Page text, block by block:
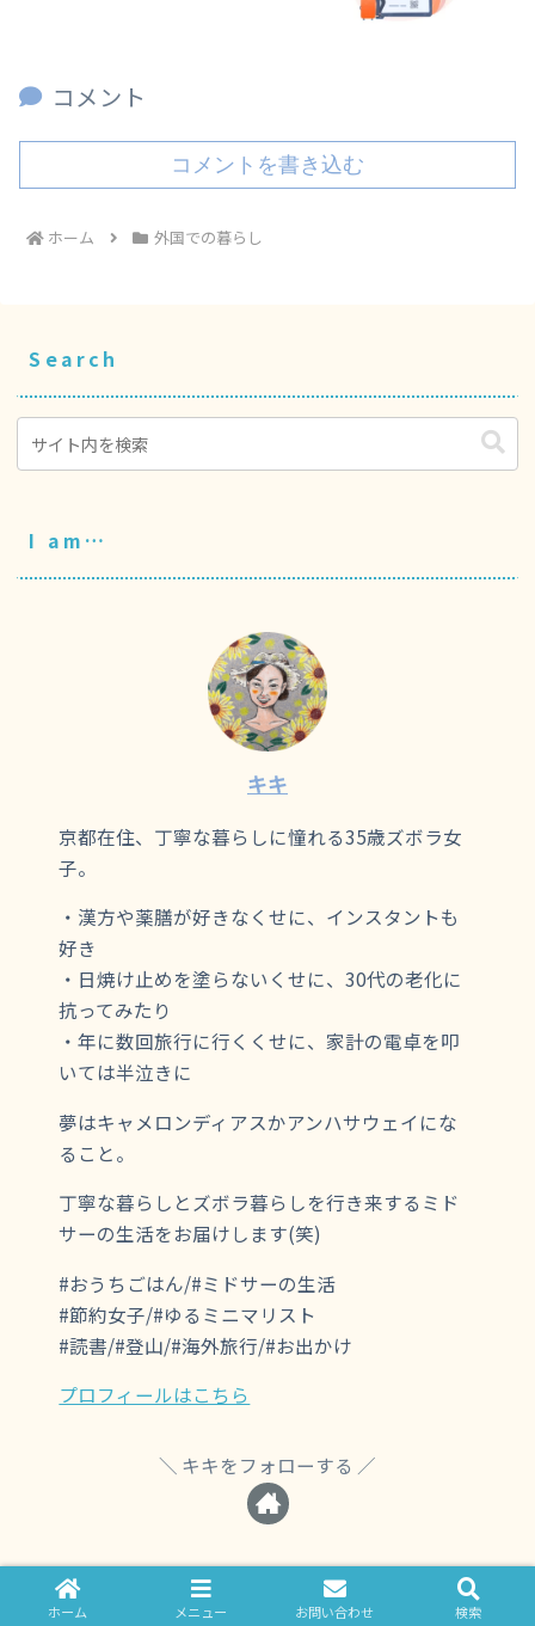
コメント
コメントを書き込む
ホーム 外国での暮らし
Search
I am…
キキ
京都在住、丁寧な暮らしに憧れる35歳ズボラ女
子。
・漢方や薬膳が好きなくせに、インスタントも
好き
・日焼け止めを塗らないくせに、30代の老化に
抗ってみたり
・年に数回旅行に行くくせに、家計の電卓を叩
いては半泣きに
夢はキャメロンディアスかアンハサウェイにな
ること。
丁寧な暮らしとズボラ暮らしを行き来するミド
サーの生活をお届けします(笑)
#おうちごはん/#ミドサーの生活
#節約女子/#ゆるミニマリスト
#読書/#登山/#海外旅行/#お出かけ
プロフィールはこちら
キキをフォローする
ホーム メニュー お問い合わせ 検索